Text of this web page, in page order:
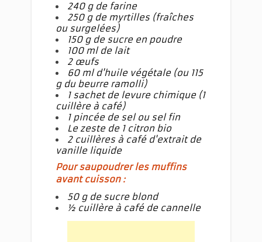
240 g de farine
250 g de myrtilles (fraîches
ou surgelées)
150 g de sucre en poudre
100 ml de lait
2 œufs
60 ml d'huile végétale (ou 115
g du beurre ramolli)
1 sachet de levure chimique (1
cuillère à café)
1 pincée de sel ou sel fin
Le zeste de 1 citron bio
2 cuillères à café d'extrait de
vanille liquide
Pour saupoudrer les muffins
avant cuisson :
50 g de sucre blond
½ cuillère à café de cannelle